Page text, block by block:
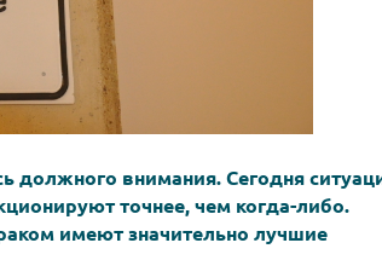
должного внимания. Сегодня
точнее, чем когда-либо.
имеют значительно лучшие